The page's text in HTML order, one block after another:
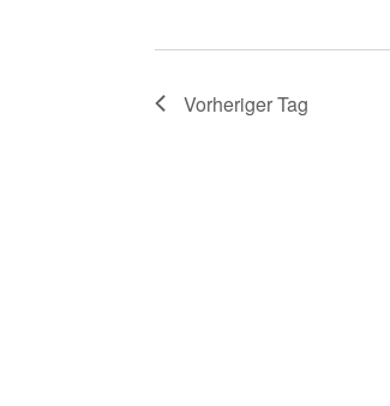
Vorheriger Tag